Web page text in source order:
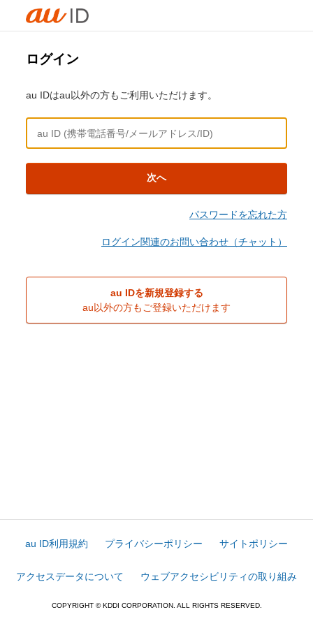
ログイン
au IDはau以外の方もご利用いただけます。
次へ
パスワードを忘れた方
ログイン関連のお問い合わせ（チャット）
au IDを新規登録する
au以外の方もご登録いただけます
au ID利用規約 プライバシーポリシー サイトポリシー
アクセスデータについて ウェブアクセシビリティの取り組み
COPYRIGHT © KDDI CORPORATION. ALL RIGHTS RESERVED.